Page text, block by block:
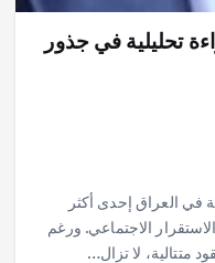
تحليلية في جذور
في العراق إحدى أكثر
الاجتماعي. ورغم
متتالية، لا تزال…